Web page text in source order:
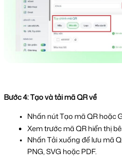
Bước 4: Tạo và tải mã QR về
Nhấn nút Tạo mã QR hoặc
Xem trước mã QR hiển thị
Nhấn Tải xuống để lưu mã
PNG, SVG hoặc PDF.